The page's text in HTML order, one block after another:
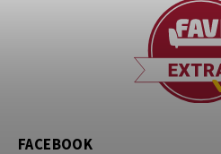
FACEBOOK